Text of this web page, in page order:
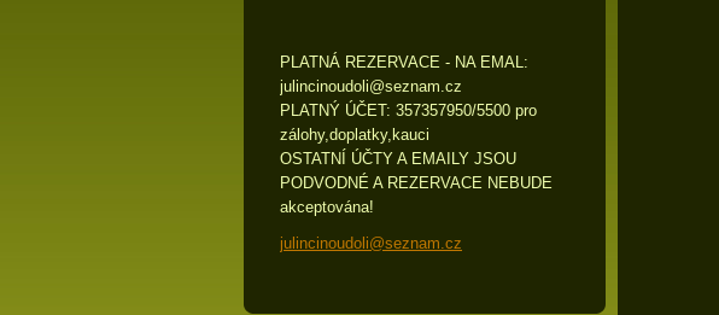
PLATNÁ REZERVACE - NA EMAL:
julincinoudoli@seznam.cz
PLATNÝ ÚČET: 357357950/5500 pro
zálohy,doplatky,kauci
OSTATNÍ ÚČTY A EMAILY JSOU
PODVODNÉ A REZERVACE NEBUDE
akceptována!
julincinoudoli@seznam.cz